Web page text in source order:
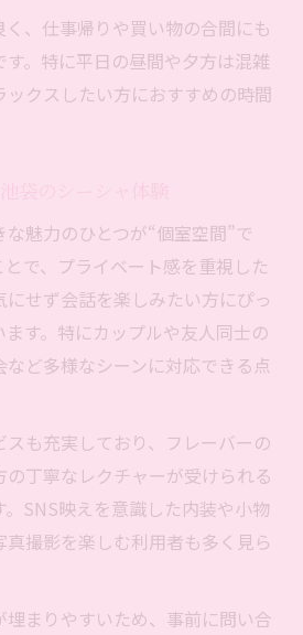
、仕事帰りや買い物の合間にも
。特に平日の昼間や夕方は混雑
クスしたい方におすすめの時間
魅力のひとつが“個室空間”で
で、プライベート感を重視した
せず会話を楽しみたい方にぴっ
す。特にカップルや友人同士の
ど多様なシーンに対応できる点
も充実しており、フレーバーの
丁寧なレクチャーが受けられる
SNS映えを意識した内装や小物
撮影を楽しむ利用者も多く見ら
埋まりやすいため、事前に問い合